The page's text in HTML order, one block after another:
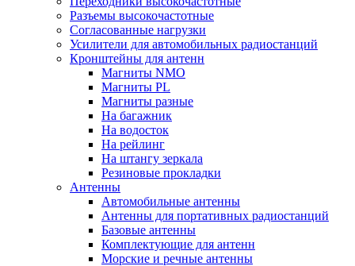
Разъемы высокочастотные
Согласованные нагрузки
Усилители для автомобильных радиостанций
Кронштейны для антенн
Магниты NMO
Магниты PL
Магниты разные
На багажник
На водосток
На рейлинг
На штангу зеркала
Резиновые прокладки
Антенны
Автомобильные антенны
Антенны для портативных радиостанций
Базовые антенны
Комплектующие для антенн
Морские и речные антенны